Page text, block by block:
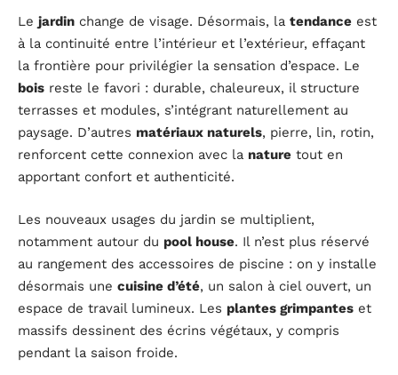
Le jardin change de visage. Désormais, la tendance est
à la continuité entre l’intérieur et l’extérieur, effaçant
la frontière pour privilégier la sensation d’espace. Le
bois reste le favori : durable, chaleureux, il structure
terrasses et modules, s’intégrant naturellement au
paysage. D’autres matériaux naturels, pierre, lin, rotin,
renforcent cette connexion avec la nature tout en
apportant confort et authenticité.
Les nouveaux usages du jardin se multiplient,
notamment autour du pool house. Il n’est plus réservé
au rangement des accessoires de piscine : on y installe
désormais une cuisine d’été, un salon à ciel ouvert, un
espace de travail lumineux. Les plantes grimpantes et
massifs dessinent des écrins végétaux, y compris
pendant la saison froide.